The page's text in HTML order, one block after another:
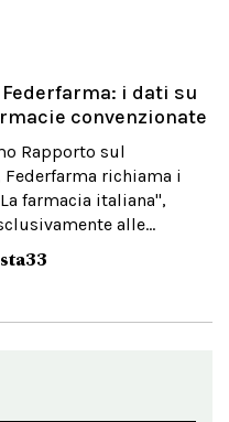
i dati su
convenzionate
Rapporto sul
richiama i
farmacia italiana",
alle...